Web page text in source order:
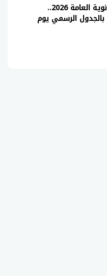
عاجل|امتحانات الثانوية العامة 2026..
بالجدول الرسمي يوم